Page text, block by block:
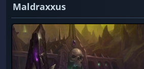
Maldraxxus